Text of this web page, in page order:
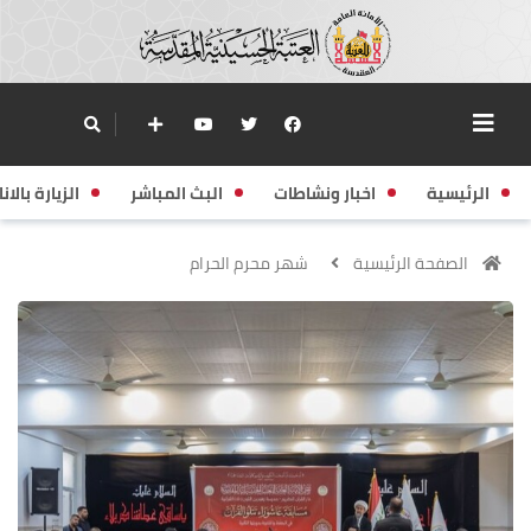
الرئيسية اخبار ونشاطات البث المباشر الزيارة
الصفحة الرئيسية شهر محرم الحرام